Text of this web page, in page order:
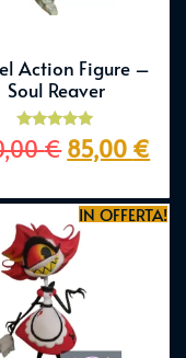
Action Figure –
Soul Reaver
Valutato
5.00
€ 85,00 €
IN OFFERTA!